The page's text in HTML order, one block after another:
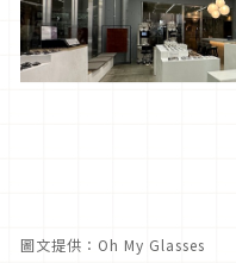
圖文提供：Oh My Glasses